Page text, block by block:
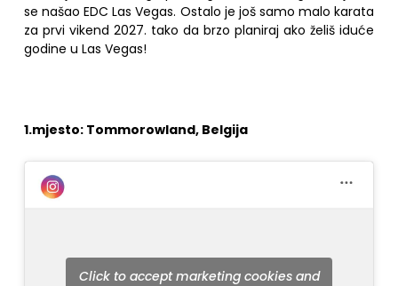
se našao EDC Las Vegas. Ostalo je još samo malo karata
za prvi vikend 2027. tako da brzo planiraj ako želiš iduće
godine u Las Vegas!
1.mjesto: Tommorowland, Belgija
Click to accept marketing cookies and